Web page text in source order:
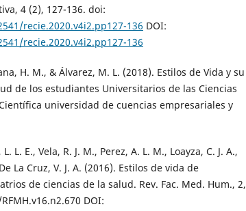
4 (2), 127-136. doi:
recie.2020.v4i2.pp127-136 DOI:
recie.2020.v4i2.pp127-136
H. M., & Álvarez, M. L. (2018). Estilos de Vida y su
de los estudiantes Universitarios de las Ciencias
universidad de cuencias empresariales y
L. E., Vela, R. J. M., Perez, A. L. M., Loayza, C. J. A.,
La Cruz, V. J. A. (2016). Estilos de vida de
de ciencias de la salud. Rev. Fac. Med. Hum., 2,
DOI: